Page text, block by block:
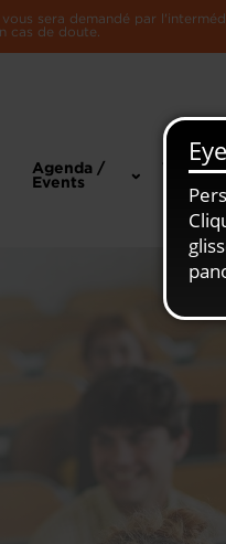
sera demandé par
cas de doute.
Agenda /
Events
Toute